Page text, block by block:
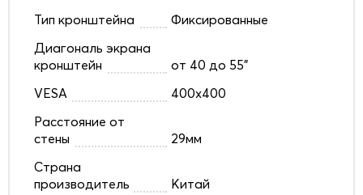
Тип кронштейна
Фиксированные
Диагональ экрана
кронштейн
от 40 до 55"
VESA
400x400
Расстояние от
стены
29мм
Страна
производитель
Китай